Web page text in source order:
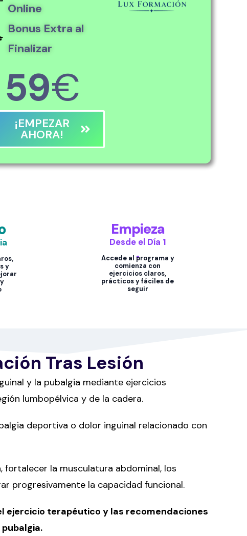
Online
Bonus Extra al
Finalizar
59€
¡EMPEZAR
AHORA!
y
Empieza
Desde el Día 1
Accede al programa y
comienza con
ejercicios claros,
prácticos y fáciles de
seguir
Tras Lesión
y la pubalgia mediante ejercicios
lumbopélvica y de la cadera.
deportiva o dolor inguinal relacionado con
la musculatura abdominal, los
progresivamente la capacidad funcional.
ejercicio terapéutico y las recomendaciones